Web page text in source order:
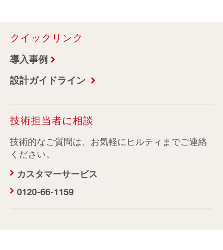
クイックリンク
導入事例
設計ガイドライン
技術担当者に相談
技術的なご質問は、お気軽にヒルティまでご連絡
ください。
カスタマーサービス
0120-66-1159